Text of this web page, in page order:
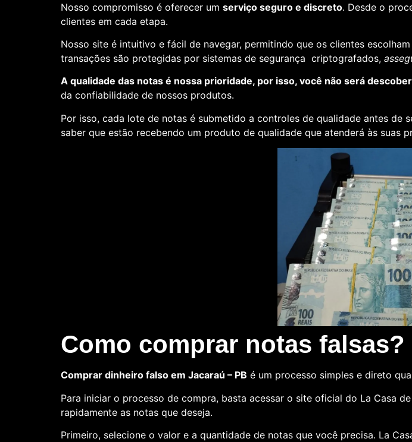
Nosso compromisso é oferecer um serviço seguro e discreto. Desde o
clientes em cada etapa.
Nosso site é intuitivo e fácil de navegar, permitindo que os clientes
transações são protegidas por sistemas de segurança criptografados,
A qualidade das notas é nossa prioridade, por isso, você não será
da confiabilidade de nossos produtos.
Por isso, cada lote de notas é submetido a controles de qualidade antes
saber que estão recebendo um produto de qualidade que atenderá às suas
Como comprar notas falsas?
Comprar dinheiro falso em Jacaraú – PB é um processo simples e direto
Para iniciar o processo de compra, basta acessar o site oficial do La Casa
rapidamente as notas que deseja.
Primeiro, selecione o valor e a quantidade de notas que você precisa. La